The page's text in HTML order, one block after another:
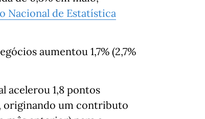
Nacional de Estatística
aumentou 1,7% (2,7%
acelerou 1,8 pontos
originando um contributo